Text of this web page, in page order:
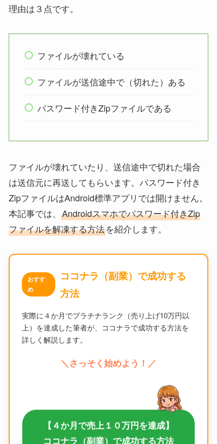
理由は３点です。
ファイルが壊れている
ファイルが送信途中で（切れた）ある
パスワード付きZipファイルである
ファイルが壊れていたり、送信途中で切れた場合
は送信元に再送してもらいます。パスワード付き
ZipファイルはAndroid標準アプリでは開けません。
本記事では、 Androidスマホでパスワード付きZip
ファイルを解凍する方法を紹介します。
おすす
め
ココナラ（副業）で成功する
方法
実際に４か月でプラチナランク（売り上げ10万円以
上）を達成した筆者が、ココナラで成功する方法を
詳しく解説します。
＼さっそく始めよう！／
【４か月で売上１０万円を達成】
ココナラ（副業）で成功する方法